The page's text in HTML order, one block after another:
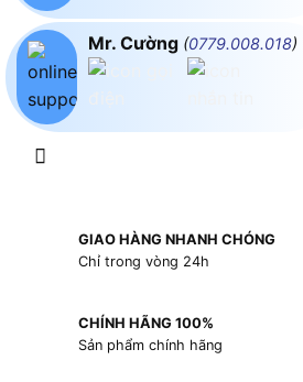
Mr. Cường (0779.008.018)
GIAO HÀNG NHANH CHÓNG
Chỉ trong vòng 24h
CHÍNH HÃNG 100%
Sản phẩm chính hãng